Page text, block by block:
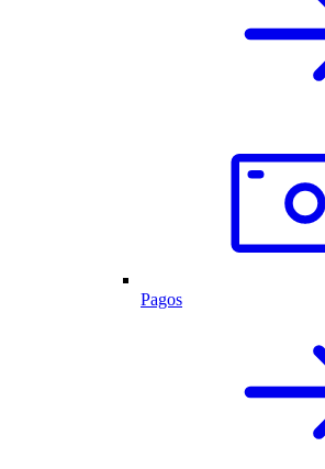
Pagos